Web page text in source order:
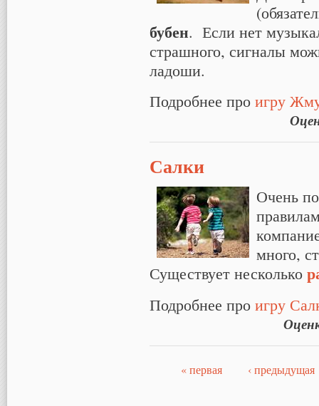
бубен. Если нет
страшного, сигналы
ладоши.
Подробнее про игру
Салки
Очень
много,
Существует несколько
Подробнее про игру
Страницы
« первая ‹ предыдущая